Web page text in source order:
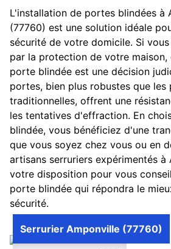
L'installation de portes blindées à
(77760) est une solution idéale
sécurité de votre domicile. Si
par la protection de votre
porte blindée est une décision
portes, bien plus robustes que les
traditionnelles, offrent une
les tentatives d'effraction. En
blindée, vous bénéficiez d'une
que vous soyez chez vous ou en
artisans serruriers expérimentés à
votre disposition pour vous
porte blindée qui répondra le
sécurité.
Serrurier Amponville (77760)